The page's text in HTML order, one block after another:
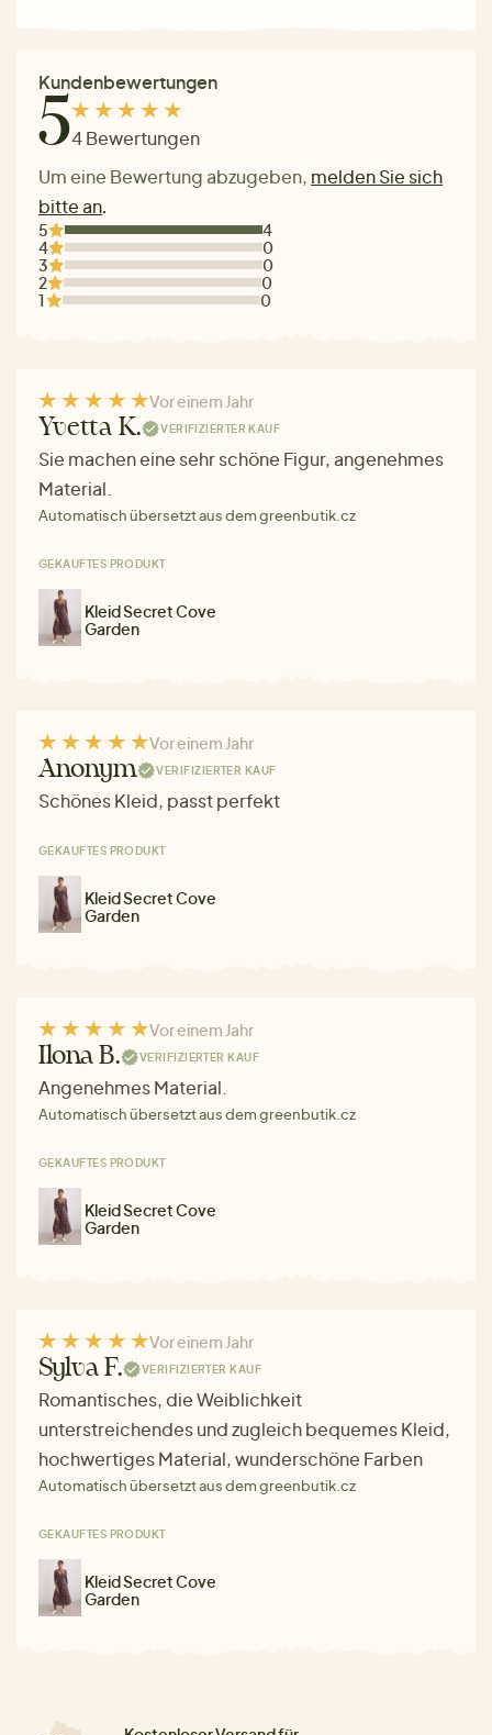
Kundenbewertungen
54 Bewertungen
Um eine Bewertung abzugeben, melden Sie sich
bitte an.
5
4
4
0
3
0
2
0
1
0
Vor einem Jahr
Yvetta K. VERIFIZIERTER KAUF
Sie machen eine sehr schöne Figur, angenehmes
Material.
Automatisch übersetzt aus dem greenbutik.cz
GEKAUFTES PRODUKT
Kleid Secret Cove
Garden
Vor einem Jahr
Anonym VERIFIZIERTER KAUF
Schönes Kleid, passt perfekt
GEKAUFTES PRODUKT
Kleid Secret Cove
Garden
Vor einem Jahr
Ilona B. VERIFIZIERTER KAUF
Angenehmes Material.
Automatisch übersetzt aus dem greenbutik.cz
GEKAUFTES PRODUKT
Kleid Secret Cove
Garden
Vor einem Jahr
Sylva F. VERIFIZIERTER KAUF
Romantisches, die Weiblichkeit
unterstreichendes und zugleich bequemes Kleid,
hochwertiges Material, wunderschöne Farben
Automatisch übersetzt aus dem greenbutik.cz
GEKAUFTES PRODUKT
Kleid Secret Cove
Garden